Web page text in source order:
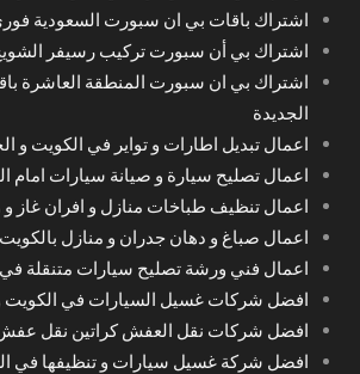
اشتراك باقات بي ان سبورت السعودية
اشتراك بي أن سبورت تركيب رسيفر
الجديدة
اعمال تبديل اطارات و تواير في الكويت و
اعمال تصليح سيارة و صيانة سيارات امام
اعمال تنظيف طباخات منازل و افران غاز و
اعمال صباغ و دهان جدران و منازل
اعمال فني ورشة تصليح سيارات متنقلة
افضل شركات غسيل السيارات في
افضل شركات نقل العفش كراتين نقل
افضل شركة غسيل سيارات و تنظيفها في